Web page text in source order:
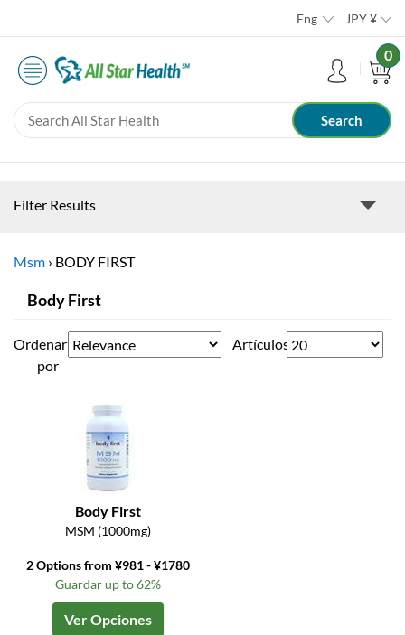
Eng JPY¥
0
Filter Results
Msm › BODY FIRST
Body First
Ordenar
por
Artículos
Body First
MSM (1000mg)
2 Options from ¥981 - ¥1780
Guardar up to 62%
Ver Opciones